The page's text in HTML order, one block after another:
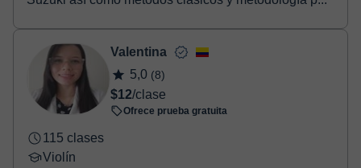
Valentina
5,0 (8)
$12/clase
Ofrece prueba gratuita
115 clases
Violín